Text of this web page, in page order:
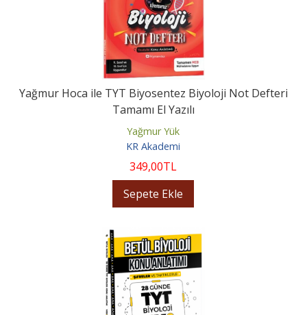
Yağmur Hoca ile TYT Biyosentez Biyoloji Not Defteri
Tamamı El Yazılı
Yağmur Yük
KR Akademi
349,00TL
Sepete Ekle